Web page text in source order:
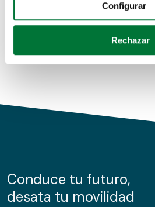
Identificar su dispositivo
para buscar características
Obtenga más información sobre
de cookies.
información sobre el uso que haga
nuestros partners de redes
Configurar
Rechazar
Conduce tu futuro,
desata tu movilidad